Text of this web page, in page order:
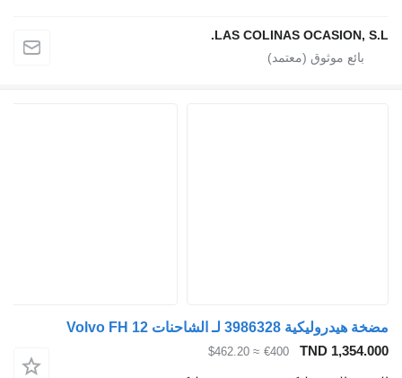
LAS COLINAS OCASION, S.L.
مضخة هيدروليكية 3986328 لـ الشاحنات Volvo FH 12
TND 1,354.000
€400
≈ $462.20